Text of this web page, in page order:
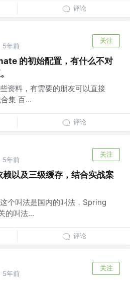
评论
5年前
关注
的初始配置，有什么不对
资料，有需要的朋友可以直接
集 百...
评论
5年前
关注
以及三级缓存，结合实战案
个叫法是国内的叫法，Spring
的叫法...
评论
5年前
关注